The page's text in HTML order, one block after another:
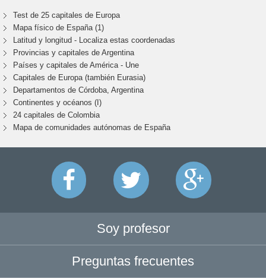
Test de 25 capitales de Europa
Mapa físico de España (1)
Latitud y longitud - Localiza estas coordenadas
Provincias y capitales de Argentina
Países y capitales de América - Une
Capitales de Europa (también Eurasia)
Departamentos de Córdoba, Argentina
Continentes y océanos (I)
24 capitales de Colombia
Mapa de comunidades autónomas de España
Soy profesor
Preguntas frecuentes